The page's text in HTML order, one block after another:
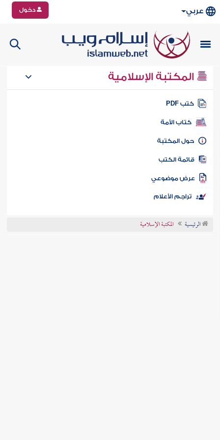
عربي دخول
المكتبة الإسلامية
كتب PDF
كتاب الأمة
المكتبة
الكتب
موضوعي
تراجم الأعلام
الرئيسية المكتبة الإسلامية